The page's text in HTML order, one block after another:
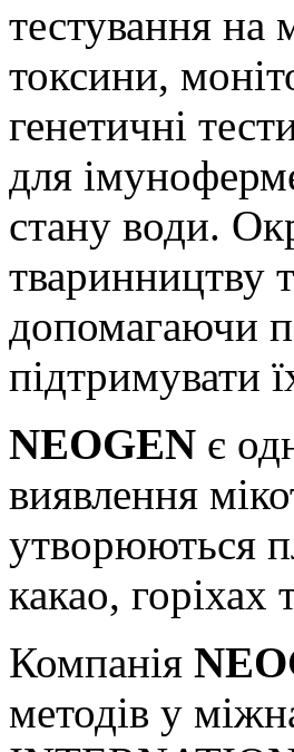
тестування на
токсини,
генетичні
для
стану води.
тваринництву
допомагаючи
підтримувати
NEOGEN є
виявлення
утворюються
какао,
Компанія
методів у